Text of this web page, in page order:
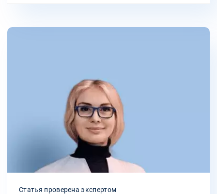
Статья проверена экспертом